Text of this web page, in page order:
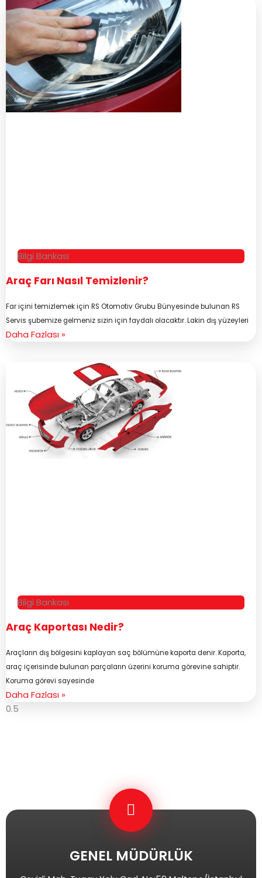
Bilgi Bankası
Araç Farı Nasıl Temizlenir?
Far içini temizlemek için RS Otomotiv Grubu Bünyesinde bulunan RS
Servis şubemize gelmeniz sizin için faydalı olacaktır. Lakin dış yüzeyleri
Daha Fazlası »
Bilgi Bankası
Araç Kaportası Nedir?
Araçların dış bölgesini kaplayan saç bölümüne kaporta denir. Kaporta,
araç içerisinde bulunan parçaların üzerini koruma görevine sahiptir.
Koruma görevi sayesinde
Daha Fazlası »
GENEL MÜDÜRLÜK